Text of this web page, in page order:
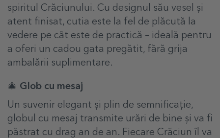
spiritul Crăciunului. Cu designul său vesel și
atent finisat, cutia este la fel de plăcută la
vedere pe cât este de practică – ideală pentru
a oferi un cadou gata pregătit, fără grija
ambalării suplimentare.
🎄 Glob cu mesaj
Un suvenir elegant și plin de semnificație,
globul cu mesaj transmite urări de bine și va fi
păstrat cu drag an de an. Fiecare Crăciun îl va